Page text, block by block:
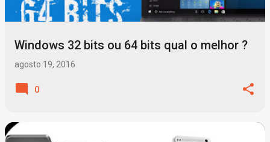
Windows 32 bits ou 64 bits qual o melhor ?
agosto 19, 2016
0